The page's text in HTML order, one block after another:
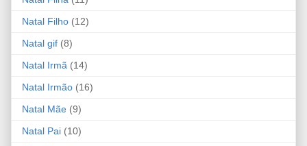
Natal Filho (12)
Natal gif (8)
Natal Irmã (14)
Natal Irmão (16)
Natal Mãe (9)
Natal Pai (10)